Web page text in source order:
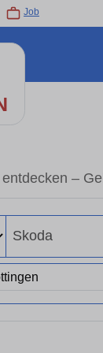
Job
–